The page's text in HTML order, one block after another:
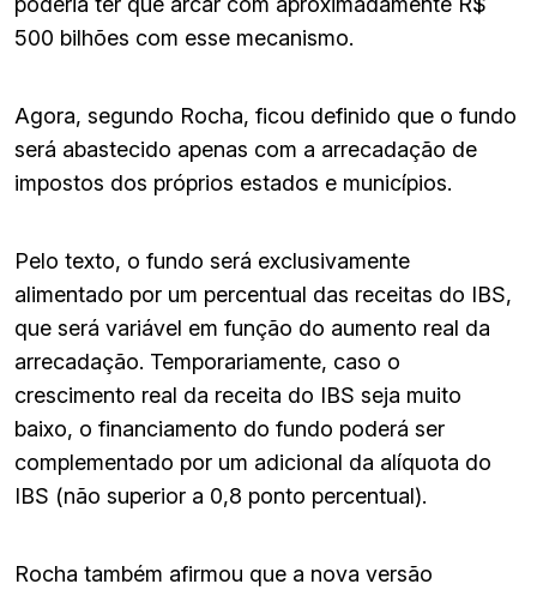
500 bilhões com esse mecanismo.
Agora, segundo Rocha, ficou definido que o fundo
será abastecido apenas com a arrecadação de
impostos dos próprios estados e municípios.
Pelo texto, o fundo será exclusivamente
alimentado por um percentual das receitas do IBS,
que será variável em função do aumento real da
arrecadação. Temporariamente, caso o
crescimento real da receita do IBS seja muito
baixo, o financiamento do fundo poderá ser
complementado por um adicional da alíquota do
IBS (não superior a 0,8 ponto percentual).
Rocha também afirmou que a nova versão